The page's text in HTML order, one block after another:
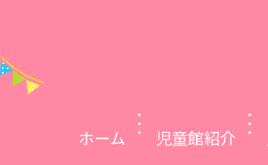
ホーム 児童館紹介